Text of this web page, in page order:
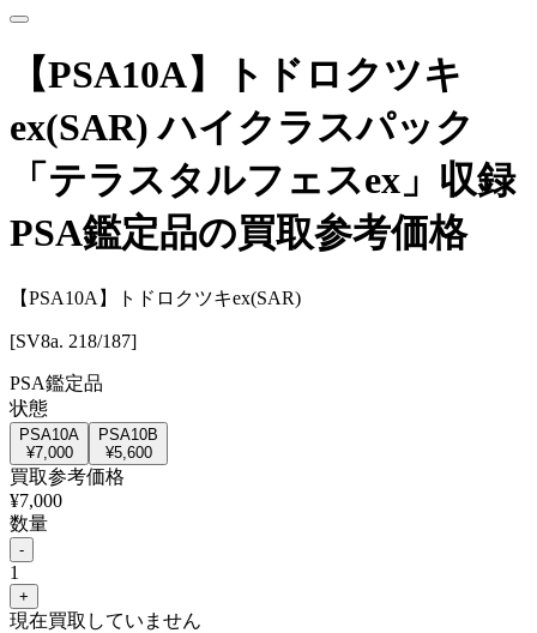
【PSA10A】トドロクツキ
ex(SAR) ハイクラスパック
「テラスタルフェスex」収録
PSA鑑定品の買取参考価格
【PSA10A】トドロクツキex(SAR)
[SV8a. 218/187]
PSA鑑定品
状態
PSA10A
¥7,000
PSA10B
¥5,600
買取参考価格
¥7,000
数量
-
1
+
現在買取していません